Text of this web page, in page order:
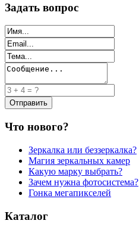
Задать вопрос
Что нового?
Зеркалка или беззеркалка?
Магия зеркальных камер
Какую марку выбрать?
Зачем нужна фотосистема?
Гонка мегапикселей
Каталог